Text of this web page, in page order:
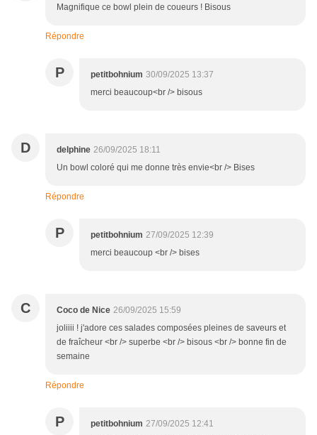
Magnifique ce bowl plein de coueurs ! Bisous
Répondre
P petitbohnium 30/09/2025 13:37
merci beaucoup<br /> bisous
D delphine 26/09/2025 18:11
Un bowl coloré qui me donne très envie<br /> Bises
Répondre
P petitbohnium 27/09/2025 12:39
merci beaucoup <br /> bises
C Coco de Nice 26/09/2025 15:59
joliiii ! j'adore ces salades composées pleines de saveurs et
de fraîcheur <br /> superbe <br /> bisous <br /> bonne fin de
semaine
Répondre
P petitbohnium 27/09/2025 12:41